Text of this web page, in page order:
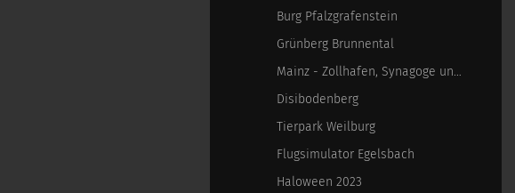
Burg Pfalzgrafenstein
Grünberg Brunnental
Mainz - Zollhafen, Synagoge und Sonstiges
Disibodenberg
Tierpark Weilburg
Flugsimulator Egelsbach
Haloween 2023